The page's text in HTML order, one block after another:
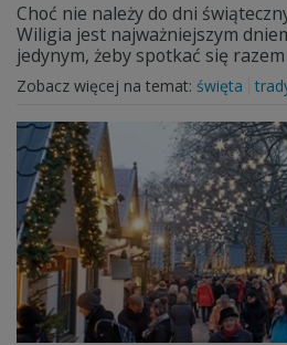
Choć nie należy do dni
Wiligia jest najważniejszym
jedynym, żeby spotkać się
Zobacz więcej na temat: święta